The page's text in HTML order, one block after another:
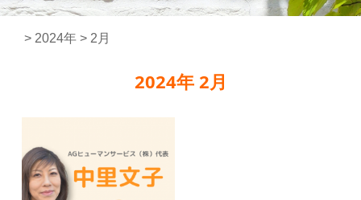
> 2024年 > 2月
2024年 2月